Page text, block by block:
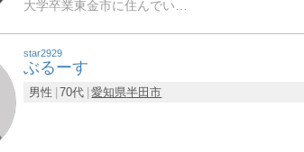
大学卒業東金市に住んでい…
star2929
ぶるーす
男性 70代 愛知県半田市